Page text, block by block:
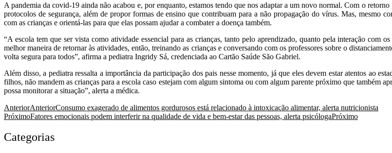
A pandemia da covid-19 ainda não acabou e, por enquanto, estamos tendo que nos adaptar a um novo normal. Com o
protocolos de segurança, além de propor formas de ensino que contribuam para a não propagação do vírus. Mas, mesmo
com as crianças e orientá-las para que elas possam ajudar a combater a doença também.
“A escola tem que ser vista como atividade essencial para as crianças, tanto pelo aprendizado, quanto pela interação com
melhor maneira de retornar às atividades, então, treinando as crianças e conversando com os professores sobre o
volta segura para todos”, afirma a pediatra Ingridy Sá, credenciada ao Cartão Saúde São Gabriel.
Além disso, a pediatra ressalta a importância da participação dos pais nesse momento, já que eles devem estar atentos ao
filhos, não mandem as crianças para a escola caso estejam com algum sintoma ou com algum parente próximo que também
possa monitorar a situação”, alerta a médica.
AnteriorAnteriorConsumo exagerado de alimentos gordurosos está relacionado à intoxicação alimentar, alerta nutricionista
PróximoFatores emocionais podem interferir na qualidade de vida e bem-estar das pessoas, alerta psicólogaPróximo
Categorias